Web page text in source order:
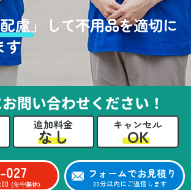
慮」
して不用品を適切に
す
問い合わせください！
追加料金
なし
キャンセル
OK
027
(年中無休)
フォームでお見積り
30分以内にご返信します